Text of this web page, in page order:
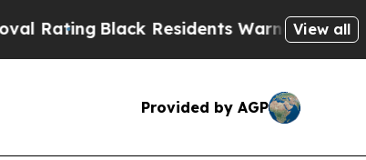
Black Residents Warned of Abusive Cops
View all
Provided by AGP